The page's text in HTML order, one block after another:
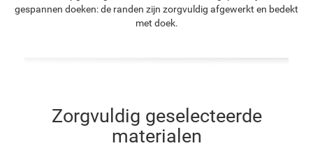
gespannen doeken: de randen zijn zorgvuldig afgewerkt en bedekt
met doek.
Zorgvuldig geselecteerde
materialen